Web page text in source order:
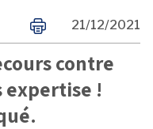
21/12/2021
contre
expertise !